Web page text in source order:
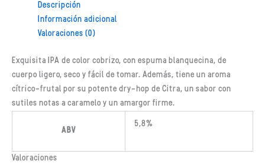
Descripción
Información adicional
Valoraciones (0)
Exquisita IPA de color cobrizo, con espuma blanquecina, de
cuerpo ligero, seco y fácil de tomar. Además, tiene un aroma
cítrico-frutal por su potente dry-hop de Citra, un sabor con
sutiles notas a caramelo y un amargor firme.
ABV
5,8%
Valoraciones